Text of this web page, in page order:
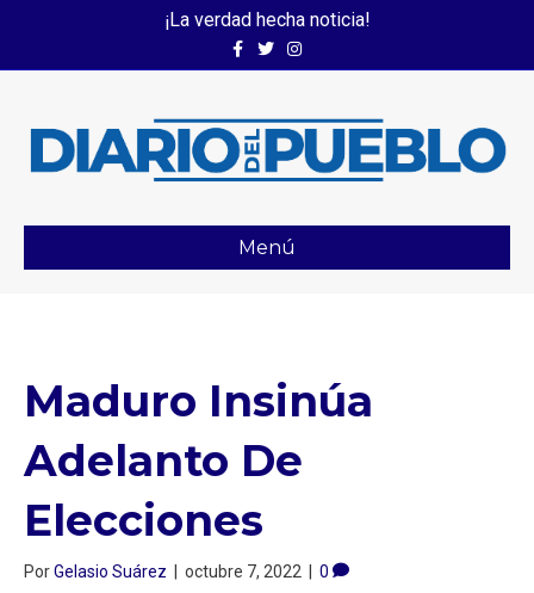
¡La verdad hecha noticia!
FacebookTwitterInstagram
Menú
Maduro Insinúa
Adelanto De
Elecciones
PorGelasio Suárez | octubre 7, 2022 | 0